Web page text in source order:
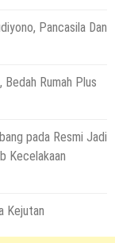
Pancasila Dan
Rumah Plus
pada Resmi Jadi
Kecelakaan
Kejutan